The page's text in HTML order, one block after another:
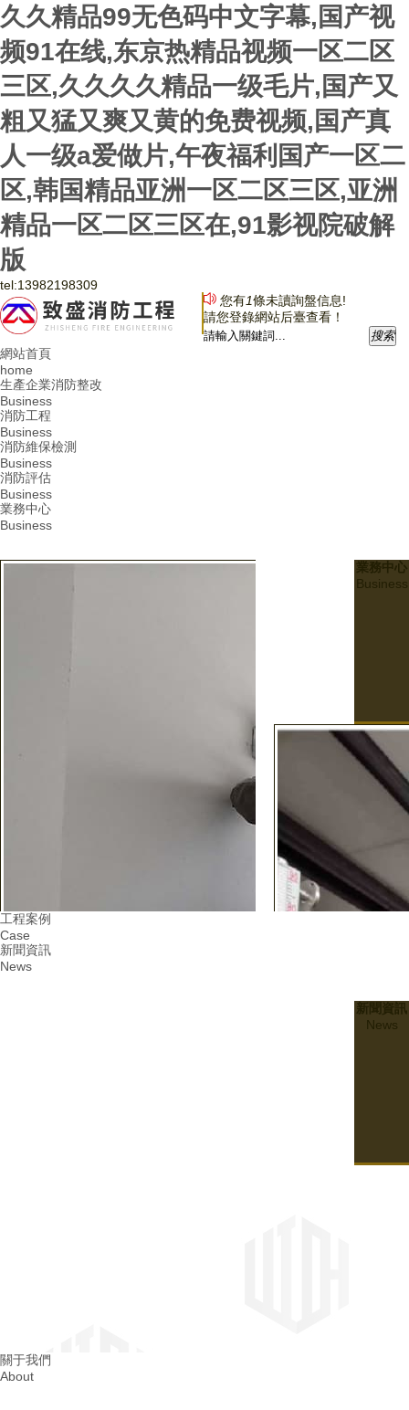
久久精品99无色码中文字幕,国产视
频91在线,东京热精品视频一区二区
三区,久久久久精品一级毛片,国产又
粗又猛又爽又黄的免费视频,国产真
人一级a爱做片,午夜福利国产一区二
区,韩国精品亚洲一区二区三区,亚洲
精品一区二区三区在,91影视院破解
版
tel:13982198309
您有1條未讀詢盤信息!
請您登錄網站后臺查看！
搜索
網站首頁
home
生產企業消防整改
Business
消防工程
Business
消防維保檢測
Business
消防評估
Business
業務中心
Business
業務中心
Business
工程案例
Case
新聞資訊
News
新聞資訊
News
關于我們
About